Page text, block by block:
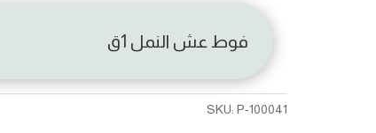
فوط عش النمل 1ق
SKU: P-100041